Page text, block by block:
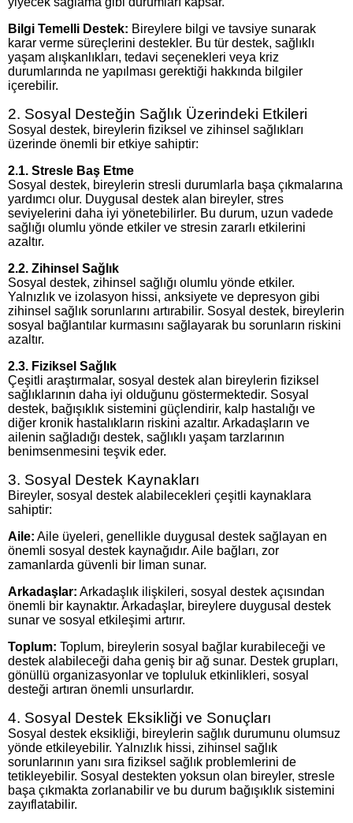
Bilgi Temelli Destek: Bireylere bilgi ve tavsiye sunarak
karar verme süreçlerini destekler. Bu tür destek, sağlıklı
yaşam alışkanlıkları, tedavi seçenekleri veya kriz
durumlarında ne yapılması gerektiği hakkında bilgiler
içerebilir.
2. Sosyal Desteğin Sağlık Üzerindeki Etkileri
Sosyal destek, bireylerin fiziksel ve zihinsel sağlıkları
üzerinde önemli bir etkiye sahiptir:
2.1. Stresle Baş Etme
Sosyal destek, bireylerin stresli durumlarla başa çıkmalarına
yardımcı olur. Duygusal destek alan bireyler, stres
seviyelerini daha iyi yönetebilirler. Bu durum, uzun vadede
sağlığı olumlu yönde etkiler ve stresin zararlı etkilerini
azaltır.
2.2. Zihinsel Sağlık
Sosyal destek, zihinsel sağlığı olumlu yönde etkiler.
Yalnızlık ve izolasyon hissi, anksiyete ve depresyon gibi
zihinsel sağlık sorunlarını artırabilir. Sosyal destek, bireylerin
sosyal bağlantılar kurmasını sağlayarak bu sorunların riskini
azaltır.
2.3. Fiziksel Sağlık
Çeşitli araştırmalar, sosyal destek alan bireylerin fiziksel
sağlıklarının daha iyi olduğunu göstermektedir. Sosyal
destek, bağışıklık sistemini güçlendirir, kalp hastalığı ve
diğer kronik hastalıkların riskini azaltır. Arkadaşların ve
ailenin sağladığı destek, sağlıklı yaşam tarzlarının
benimsenmesini teşvik eder.
3. Sosyal Destek Kaynakları
Bireyler, sosyal destek alabilecekleri çeşitli kaynaklara
sahiptir:
Aile: Aile üyeleri, genellikle duygusal destek sağlayan en
önemli sosyal destek kaynağıdır. Aile bağları, zor
zamanlarda güvenli bir liman sunar.
Arkadaşlar: Arkadaşlık ilişkileri, sosyal destek açısından
önemli bir kaynaktır. Arkadaşlar, bireylere duygusal destek
sunar ve sosyal etkileşimi artırır.
Toplum: Toplum, bireylerin sosyal bağlar kurabileceği ve
destek alabileceği daha geniş bir ağ sunar. Destek grupları,
gönüllü organizasyonlar ve topluluk etkinlikleri, sosyal
desteği artıran önemli unsurlardır.
4. Sosyal Destek Eksikliği ve Sonuçları
Sosyal destek eksikliği, bireylerin sağlık durumunu olumsuz
yönde etkileyebilir. Yalnızlık hissi, zihinsel sağlık
sorunlarının yanı sıra fiziksel sağlık problemlerini de
tetikleyebilir. Sosyal destekten yoksun olan bireyler, stresle
başa çıkmakta zorlanabilir ve bu durum bağışıklık sistemini
zayıflatabilir.